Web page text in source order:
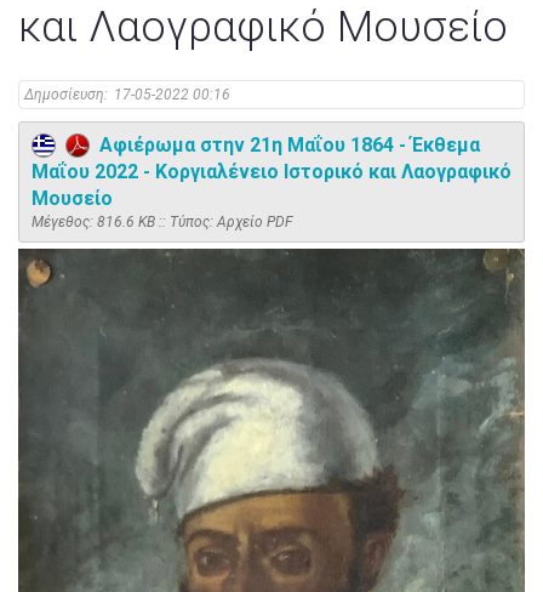
και Λαογραφικό Μουσείο
Δημοσίευση: 17-05-2022 00:16
Αφιέρωμα στην 21η Μαΐου 1864 - Έκθεμα
Μαΐου 2022 - Κοργιαλένειο Ιστορικό και Λαογραφικό
Μουσείο
Mέγεθος: 816.6 KB :: Τύπος: Αρχείο PDF